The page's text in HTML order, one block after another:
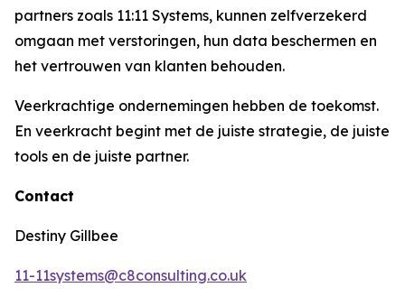
partners zoals 11:11 Systems, kunnen zelfverzekerd
omgaan met verstoringen, hun data beschermen en
het vertrouwen van klanten behouden.
Veerkrachtige ondernemingen hebben de toekomst.
En veerkracht begint met de juiste strategie, de juiste
tools en de juiste partner.
Contact
Destiny Gillbee
11-11systems@c8consulting.co.uk